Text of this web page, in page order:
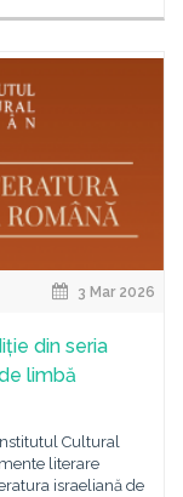
3 Mar 2026
din seria
limbă
Cultural
literare
israeliană de